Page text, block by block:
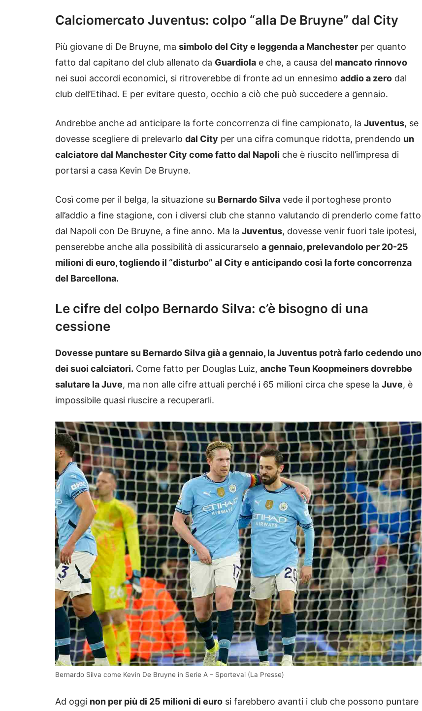
Calciomercato Juventus: colpo “alla De Bruyne” dal City
Più giovane di De Bruyne, ma simbolo del City e leggenda a Manchester per quanto
fatto dal capitano del club allenato da Guardiola e che, a causa del mancato rinnovo
nei suoi accordi economici, si ritroverebbe di fronte ad un ennesimo addio a zero dal
club dell’Etihad. E per evitare questo, occhio a ciò che può succedere a gennaio.
Andrebbe anche ad anticipare la forte concorrenza di fine campionato, la Juventus, se
dovesse scegliere di prelevarlo dal City per una cifra comunque ridotta, prendendo un
calciatore dal Manchester City come fatto dal Napoli che è riuscito nell’impresa di
portarsi a casa Kevin De Bruyne.
Così come per il belga, la situazione su Bernardo Silva vede il portoghese pronto
all’addio a fine stagione, con i diversi club che stanno valutando di prenderlo come fatto
dal Napoli con De Bruyne, a fine anno. Ma la Juventus, dovesse venir fuori tale ipotesi,
penserebbe anche alla possibilità di assicurarselo a gennaio, prelevandolo per 20-25
milioni di euro, togliendo il “disturbo” al City e anticipando così la forte concorrenza
del Barcellona.
Le cifre del colpo Bernardo Silva: c’è bisogno di una
cessione
Dovesse puntare su Bernardo Silva già a gennaio, la Juventus potrà farlo cedendo uno
dei suoi calciatori. Come fatto per Douglas Luiz, anche Teun Koopmeiners dovrebbe
salutare la Juve, ma non alle cifre attuali perché i 65 milioni circa che spese la Juve, è
impossibile quasi riuscire a recuperarli.
Bernardo Silva come Kevin De Bruyne in Serie A – Sportevai (La Presse)
Ad oggi non per più di 25 milioni di euro si farebbero avanti i club che possono puntare